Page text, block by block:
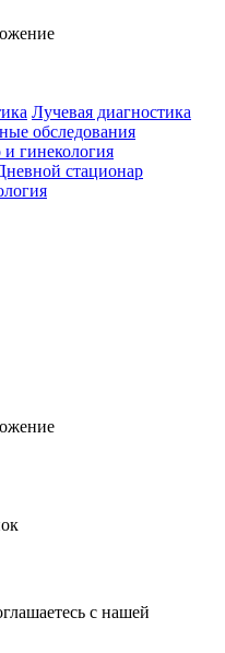
Лучевая диагностика
обследования
гинекология
стационар
с нашей